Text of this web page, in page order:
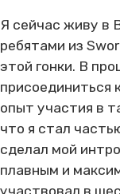
Я сейчас живу в
ребятами из
этой гонки. В
присоединиться
опыт участия в
что я стал
сделал мой
плавным и
участвовал в